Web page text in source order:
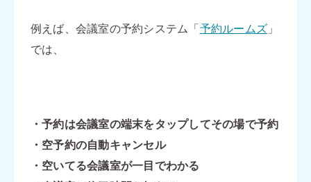
例えば、会議室の予約システム「予約ルームズ 」
では、
・予約は会議室の端末をタップしてその場で予約
・空予約の自動キャンセル
・空いてる会議室が一目でわかる